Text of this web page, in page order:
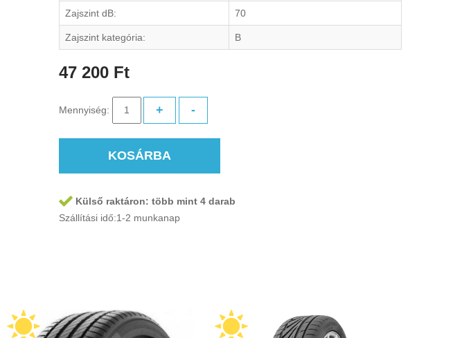
Zajszint dB: 70
Zajszint kategória: B
47 200 Ft
Mennyiség: + -
KOSÁRBA
Külső raktáron: több mint 4 darab
Szállítási idő:1-2 munkanap